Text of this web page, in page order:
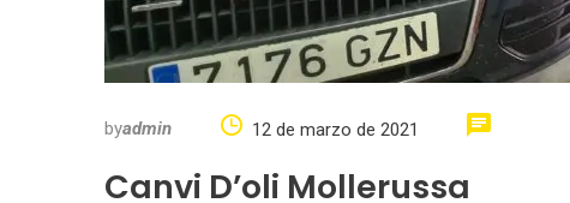
byadmin 12 de marzo de 2021
Canvi D’oli Mollerussa